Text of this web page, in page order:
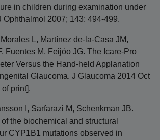
in children during examination under
Ophthalmol 2007; 143: 494-499.
L, Martínez de-la-Casa JM,
Fuentes M, Feijóo JG. The Icare-Pro
Versus the Hand-held Applanation
Glaucoma. J Glaucoma 2014 Oct
print].
I, Sarfarazi M, Schenkman JB.
the biochemical and structural
CYP1B1 mutations observed in